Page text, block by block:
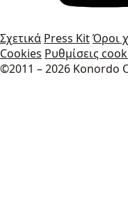
Σχετικά Press KitΌροι
Cookies Ρυθμίσεις
©2011 – 2026 Konordo